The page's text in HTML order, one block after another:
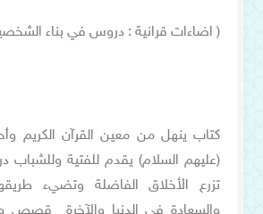
( اضاءات قرانية : دروس في بناء
كتاب ينهل من معين القرآن الكريم
(عليهم السلام) يقدم للفتية وللشباب
تزرع الأخلاق الفاضلة وتضيء